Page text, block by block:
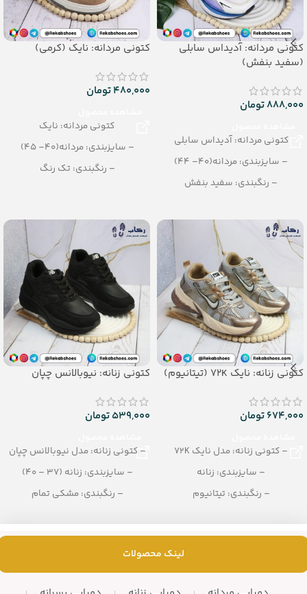
کتونی مردانه: آدیداس سابلی
(سفید بنفش)
888,000تومان
کتونی مردانه: آدیداس سابلی
– سایزبندی: مردانه(40– 44)
– رنگبندی: سفید بنفش
کتونی مردانه: نایک (کرمی)
480,000تومان
کتونی مردانه: نایک
– سایزبندی: مردانه(40– 45)
– رنگبندی: تک رنگ
کتونی زنانه: نایک 72K (تیتانیوم)
674,000تومان
– کتونی زنانه: مدل نایک 72K
– سایزبندی: زنانه
– رنگبندی: تیتانیوم
کتونی زنانه: نیوبالانس چپان
539,000تومان
– کتونی زنانه: مدل نیوبالانس چپان
– سایزبندی: زنانه (37 – 40)
– رنگبندی: مشکی تمام
لینک محصولات